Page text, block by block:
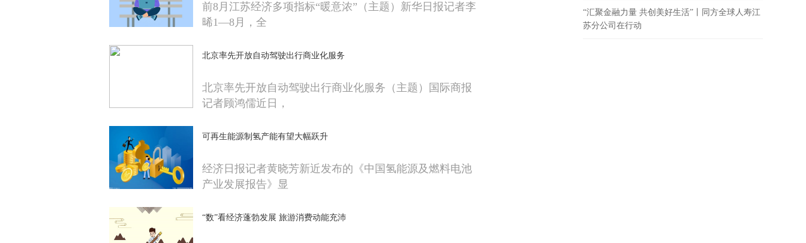
前8月江苏经济多项指标“暖意浓”（主题）新华日报记者李
晞1—8月，全
北京率先开放自动驾驶出行商业化服务
北京率先开放自动驾驶出行商业化服务（主题）国际商报
记者顾鸿儒近日，
可再生能源制氢产能有望大幅跃升
经济日报记者黄晓芳新近发布的《中国氢能源及燃料电池
产业发展报告》显
“数”看经济蓬勃发展 旅游消费动能充沛
“汇聚金融力量 共创美好生活”丨同方全球人寿江
苏分公司在行动